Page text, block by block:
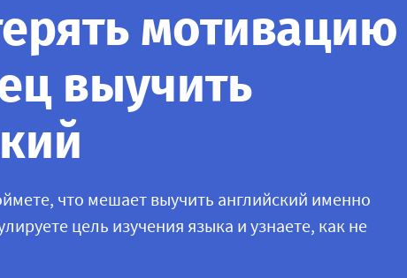
мотивацию
выучить
что мешает выучить английский именно
цель изучения языка и узнаете, как не